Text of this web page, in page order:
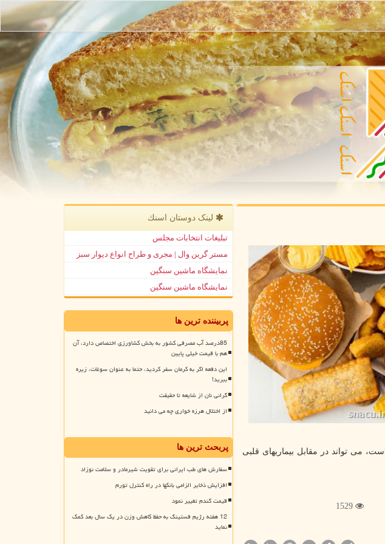
می تواند در مقابل بیماریهای قلبی
1529
لینک دوستان اسنك
تبلیغات انتخابات مجلس
مستر گرین وال | مجری و طراح انواع دیوار سبز
نمایشگاه ماشین سنگین
نمایشگاه ماشین سنگین
پربیننده ترین ها
85درصد آب مصرفی کشور به بخش کشاورزی اختصاص دارد، آن
هم با قیمت خیلی پایین
این دفعه اگر به کرمان سفر کردید، حتما به عنوان سوغات، زیره
ببرید!
گرانی نان از شایعه تا حقیقت
از اختلال هرزه خواری چه می دانید
پربحث ترین ها
سفارش های طب ایرانی برای تقویت شیرمادر و سلامت نوزاد
افزایش ذخایر الزامی بانکها در راه کنترل تورم
قیمت گندم تغییر نمود
12 هفته رژیم فستینگ به حفظ کاهش وزن در یک سال بعد کمک
نماید